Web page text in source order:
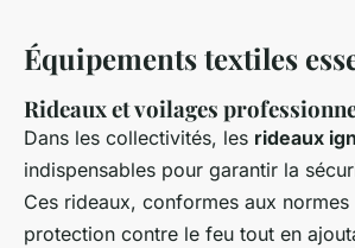
Équipements textiles
Rideaux et voilages
Dans les collectivités, les rideaux
indispensables pour garantir la
Ces rideaux, conformes aux
protection contre le feu tout en